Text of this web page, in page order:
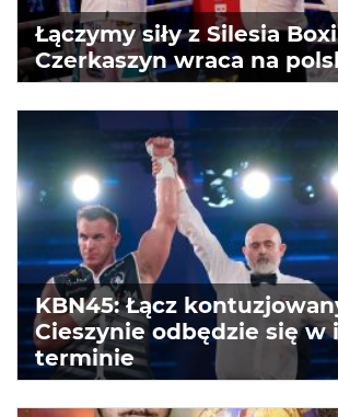
Łączymy siły z Silesia
Czerkaszyn wraca na
KBN45: Łącz
Cieszynie odbędzie się w
terminie